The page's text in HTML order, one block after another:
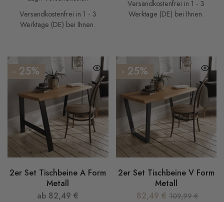
Versandkostenfrei in 1 - 3
Werktage (DE) bei Ihnen.
Versandkostenfrei in 1 - 3
Werktage (DE) bei Ihnen.
- 25%
2er Set Tischbeine A Form
Metall
ab 82,49€
- 25%
2er Set Tischbeine V Form
Metall
82,49 € 109,99€